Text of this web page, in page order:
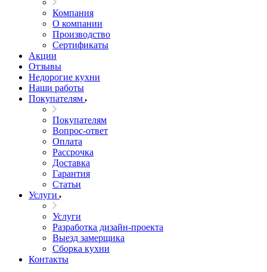
Компания
О компании
Производство
Сертификаты
Акции
Отзывы
Недорогие кухни
Наши работы
Покупателям
Покупателям
Вопрос-ответ
Оплата
Рассрочка
Доставка
Гарантия
Статьи
Услуги
Услуги
Разработка дизайн-проекта
Выезд замерщика
Сборка кухни
Контакты